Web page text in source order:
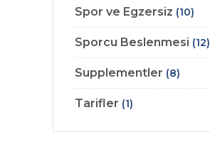
Spor ve Egzersiz (10)
Sporcu Beslenmesi (12)
Supplementler (8)
Tarifler (1)